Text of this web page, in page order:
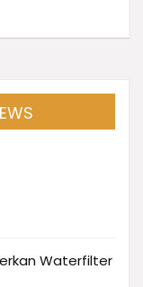
Waterfilter